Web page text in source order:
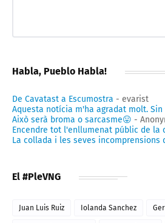
Habla, Pueblo Habla!
De Cavatast a Escumostra - evarist
Aquesta notícia m'ha agradat molt. Sin
Això serà broma o sarcasme😛 -
Encendre tot l'enllumenat públic de la
La collada i les seves incomprensions
El #PleVNG
Juan Luis Ruiz Iolanda Sanchez